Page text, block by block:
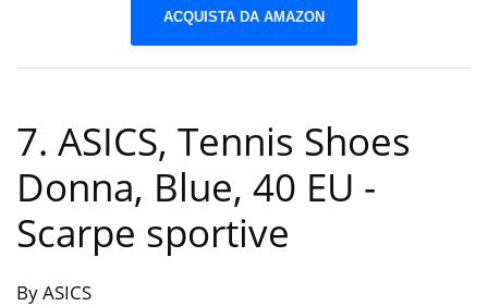
ACQUISTA DA AMAZON
7. ASICS, Tennis Shoes
Donna, Blue, 40 EU -
Scarpe sportive
By ASICS